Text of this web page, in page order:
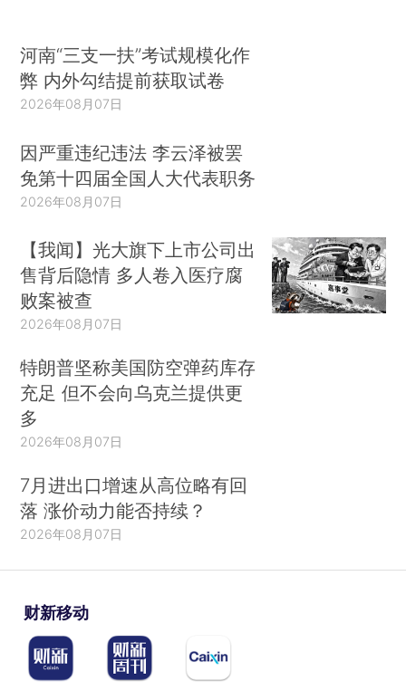
河南“三支一扶”考试规模化作
弊 内外勾结提前获取试卷
2026年08月07日
因严重违纪违法 李云泽被罢
免第十四届全国人大代表职务
2026年08月07日
【我闻】光大旗下上市公司出
售背后隐情 多人卷入医疗腐
败案被查
2026年08月07日
特朗普坚称美国防空弹药库存
充足 但不会向乌克兰提供更
多
2026年08月07日
7月进出口增速从高位略有回
落 涨价动力能否持续？
2026年08月07日
财新移动